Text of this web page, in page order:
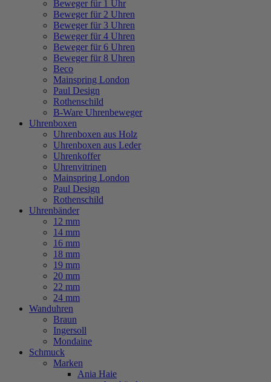
Beweger für 1 Uhr
Beweger für 2 Uhren
Beweger für 3 Uhren
Beweger für 4 Uhren
Beweger für 6 Uhren
Beweger für 8 Uhren
Beco
Mainspring London
Paul Design
Rothenschild
B-Ware Uhrenbeweger
Uhrenboxen
Uhrenboxen aus Holz
Uhrenboxen aus Leder
Uhrenkoffer
Uhrenvitrinen
Mainspring London
Paul Design
Rothenschild
Uhrenbänder
12 mm
14 mm
16 mm
18 mm
19 mm
20 mm
22 mm
24 mm
Wanduhren
Braun
Ingersoll
Mondaine
Schmuck
Marken
Ania Haie